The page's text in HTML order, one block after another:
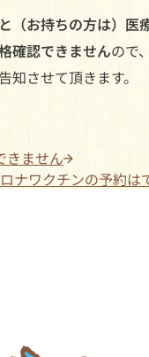
（お持ちの方は）医
確認できませんので
させて頂きます。
きません
ナワクチンの予約は